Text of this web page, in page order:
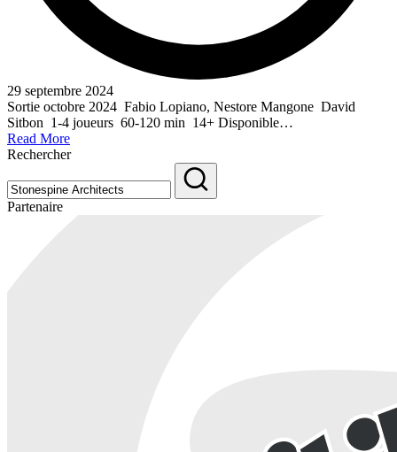
29 septembre 2024
Sortie octobre 2024 Fabio Lopiano, Nestore Mangone David
Sitbon 1-4 joueurs 60-120 min 14+ Disponible…
Read More
Rechercher
Partenaire